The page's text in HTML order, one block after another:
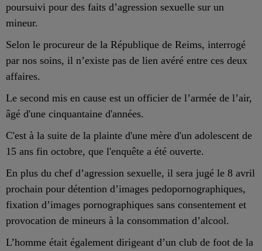
poursuivi pour des faits d’agression sexuelle sur un
mineur.
Selon le procureur de la République de Reims, interrogé
par nos soins, il n’existe pas de lien avéré entre ces deux
affaires.
Le second mis en cause est un officier de l’armée de l’air,
âgé d'une cinquantaine d'années.
C'est à la suite de la plainte d'une mère d'un adolescent de
15 ans fin octobre, que l'enquête a été ouverte.
En plus du chef d’agression sexuelle, il sera jugé le 8 avril
prochain pour détention d’images pedopornographiques,
fixation d’images pornographiques sans consentement et
provocation de mineurs à la consommation d’alcool.
L’homme était également dirigeant d’un club de foot de la